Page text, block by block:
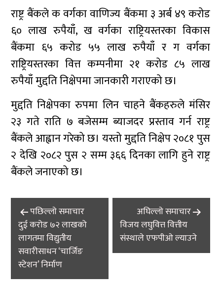
राष्ट्र बैंकले क वर्गका वाणिज्य बैंकमा ३ अर्ब ४९ करोड
६० लाख रुपैयाँ, ख वर्गका राष्ट्रियस्तरका विकास
बैंकमा ६५ करोड ५५ लाख रुपैयाँ र ग वर्गका
राष्ट्रियस्तरका वित्त कम्पनीमा २१ करोड ८५ लाख
रुपैयाँ मुद्दति निक्षेपमा जानकारी गराएको छ।
मुद्दति निक्षेपका रुपमा लिन चाहने बैंकहरुले मंसिर
२३ गते राति ७ बजेसम्म ब्याजदर प्रस्ताव गर्न राष्ट्र
बैंकले आह्वान गरेको छ। यस्तो मुद्दति निक्षेप २०८१ पुस
२ देखि २०८२ पुस २ सम्म ३६६ दिनका लागि हुने राष्ट्र
बैंकले जनाएको छ।
Post
navigation
पछिल्लाे समाचार
दुई करोड ७२ लाखको
लागतमा विद्युतीय
सवारीसाधन ‘चार्जिङ
स्टेशन’ निर्माण
अघिल्लाे समाचार
विजय लघुवित्त वित्तीय
संस्थाले एफपीओ ल्याउने